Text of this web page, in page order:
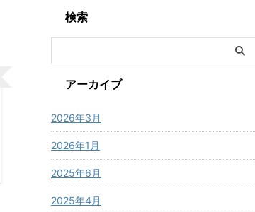
検索
アーカイブ
2026年3月
2026年1月
2025年6月
2025年4月